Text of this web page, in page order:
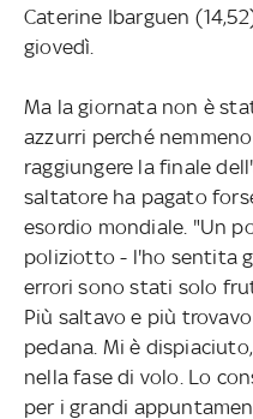
Caterine Ibarguen
giovedì.
Ma la giornata non è
azzurri perché
raggiungere la finale
saltatore ha pagato
esordio mondiale. "Un
poliziotto - l'ho sentita
errori sono stati solo
Più saltavo e più
pedana. Mi è
nella fase di volo. Lo
per i grandi